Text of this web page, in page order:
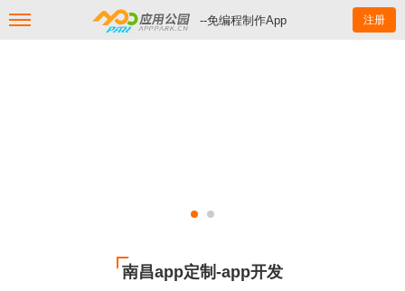
--免编程制作App 注册
南昌app定制-app开发